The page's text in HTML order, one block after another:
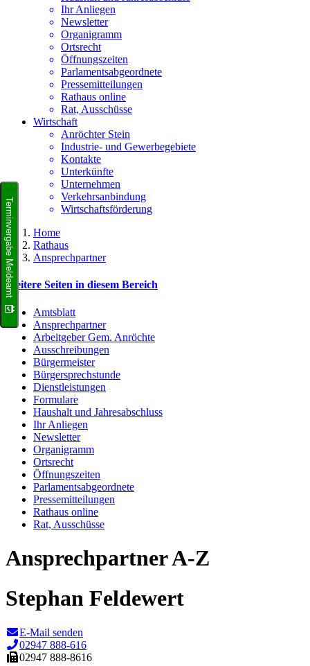
Ihr Anliegen
Newsletter
Organigramm
Ortsrecht
Öffnungszeiten
Parlamentsabgeordnete
Pressemitteilungen
Rathaus online
Rat, Ausschüsse
Wirtschaft
Anröchter Stein
Industrie- und Gewerbegebiete
Kontakte
Unterkünfte
Unternehmen
Verkehrsanbindung
Wirtschaftsförderung
Home
Rathaus
Ansprechpartner
Weitere Seiten in diesem Bereich
Amtsblatt
Ansprechpartner
Arbeitgeber Gem. Anröchte
Ausschreibungen
Bürgermeister
Bürgersprechstunde
Dienstleistungen
Formulare
Haushalt und Jahresabschluss
Ihr Anliegen
Newsletter
Organigramm
Ortsrecht
Öffnungszeiten
Parlamentsabgeordnete
Pressemitteilungen
Rathaus online
Rat, Ausschüsse
Ansprechpartner A-Z
Stephan Feldewert
E-Mail senden
02947 888-616
02947 888-8616
Terminvergabe Meldeamt